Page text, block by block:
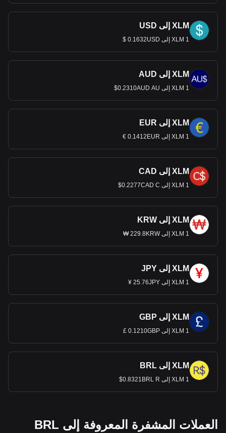
XLM إلى USD
1 XLM إلى 0.1632USD $
XLM إلى AUD
1 XLM إلى 0.2310AUD AU$
XLM إلى EUR
1 XLM إلى 0.1412EUR €
XLM إلى CAD
1 XLM إلى 0.2277CAD C$
XLM إلى KRW
1 XLM إلى 229.8KRW ₩
XLM إلى JPY
1 XLM إلى 25.76JPY ¥
XLM إلى GBP
1 XLM إلى 0.1210GBP £
XLM إلى BRL
1 XLM إلى 0.8321BRL R$
العملات المشفرة المعروفة إلى BRL